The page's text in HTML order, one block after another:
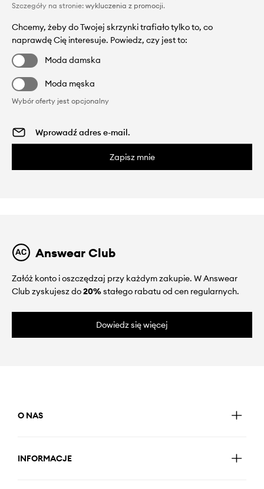
Szczegóły na stronie: wykluczenia z promocji.
Chcemy, żeby do Twojej skrzynki trafiało tylko to, co
naprawdę Cię interesuje. Powiedz, czy jest to:
Moda damska
Moda męska
Wybór oferty jest opcjonalny
Zapisz mnie
Answear Club
Załóż konto i oszczędzaj przy każdym zakupie. W Answear
Club zyskujesz do20%stałego rabatu od cen regularnych.
Dowiedz się więcej
O NAS
INFORMACJE